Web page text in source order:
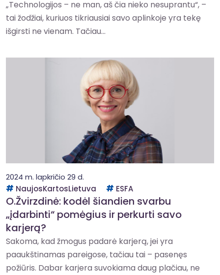
„Technologijos – ne man, aš čia nieko nesuprantu“, –
tai žodžiai, kuriuos tikriausiai savo aplinkoje yra tekę
išgirsti ne vienam. Tačiau...
2024 m. lapkričio 29 d.
NaujosKartosLietuva
ESFA
O.Žvirzdinė: kodėl šiandien svarbu
„įdarbinti“ pomėgius ir perkurti savo
karjerą?
Sakoma, kad žmogus padarė karjerą, jei yra
paaukštinamas pareigose, tačiau tai – pasenęs
požiūris. Dabar karjera suvokiama daug plačiau, ne